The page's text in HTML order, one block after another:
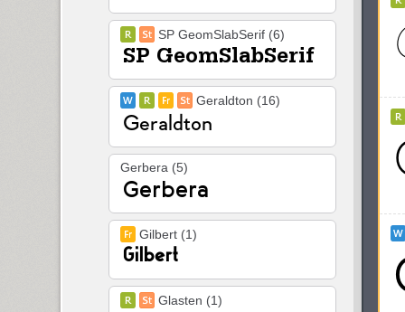
SP GeomSlabSerif (6)
Geraldton (16)
Gerbera (5)
Gilbert (1)
Glasten (1)